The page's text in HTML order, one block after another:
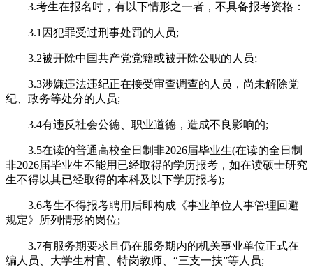
3.考生在报名时，有以下情形之一者，不具备报考资格：
3.1因犯罪受过刑事处罚的人员;
3.2被开除中国共产党党籍或被开除公职的人员;
3.3涉嫌违法违纪正在接受审查调查的人员，尚未解除党
纪、政务等处分的人员;
3.4有违反社会公德、职业道德，造成不良影响的;
3.5在读的普通高校全日制非2026届毕业生(在读的全日制
非2026届毕业生不能用已经取得的学历报考，如在读硕士研究
生不得以其已经取得的本科及以下学历报考);
3.6考生不得报考聘用后即构成《事业单位人事管理回避
规定》所列情形的岗位;
3.7有服务期要求且仍在服务期内的机关事业单位正式在
编人员、大学生村官、特岗教师、“三支一扶”等人员;